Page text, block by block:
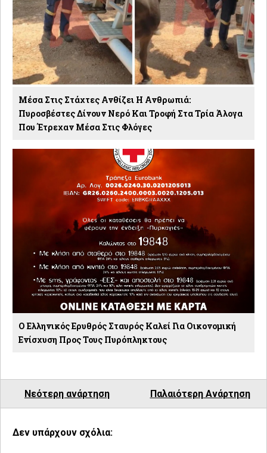
Μέσα Στις Στάχτες Ανθίζει Η Ανθρωπιά:
Πυροσβέστες Δίνουν Νερό Και Τροφή Στα Τρία Άλογα
Που Έτρεχαν Μέσα Στις Φλόγες
O Ελληνικός Ερυθρός Σταυρός Καλεί Για Οικονομική
Ενίσχυση Προς Τους Πυρόπληκτους
Νεότερη ανάρτηση Παλαιότερη Ανάρτηση
Δεν υπάρχουν σχόλια: